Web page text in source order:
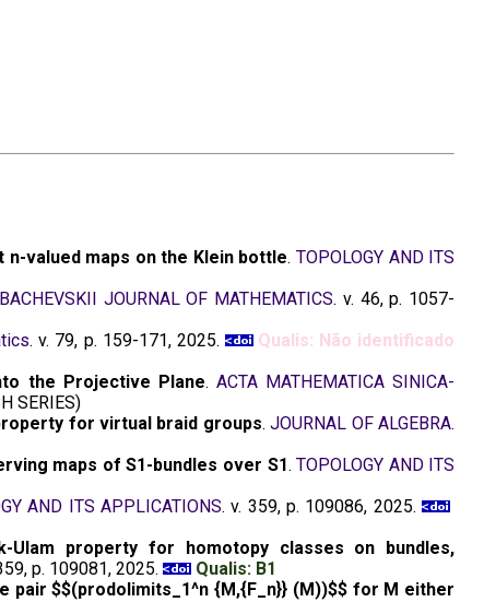
valued maps on the Klein bottle.TOPOLOGY AND ITS
JOURNAL OF MATHEMATICS. v. 46, p. 1057-
. v. 79, p. 159-171, 2025.
Qualis: Não identificado
the Projective Plane. ACTA MATHEMATICA SINICA-
SERIES)
for virtual braid groups.JOURNAL OF ALGEBRA.
maps of S1-bundles over S1.TOPOLOGY AND ITS
AND ITS APPLICATIONS. v. 359, p. 109086, 2025.
Ulam property for homotopy classes on bundles,
p. 109081, 2025.
Qualis: B1
$$(prodolimits_1^n {M,{F_n}} (M))$$ for M either